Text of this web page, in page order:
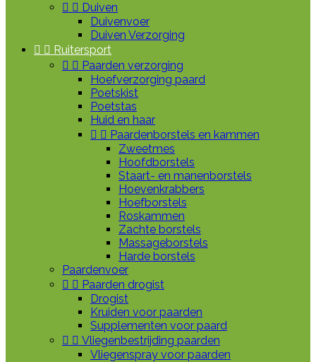
  Duiven
Duivenvoer
Duiven Verzorging
  Ruitersport
  Paarden verzorging
Hoefverzorging paard
Poetskist
Poetstas
Huid en haar
  Paardenborstels en kammen
Zweetmes
Hoofdborstels
Staart- en manenborstels
Hoevenkrabbers
Hoefborstels
Roskammen
Zachte borstels
Massageborstels
Harde borstels
Paardenvoer
  Paarden drogist
Drogist
Kruiden voor paarden
Supplementen voor paard
  Vliegenbestrijding paarden
Vliegenspray voor paarden